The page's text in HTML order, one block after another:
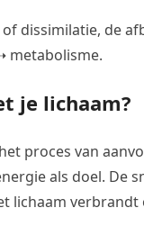
dissimilatie, de
metabolisme.
je lichaam?
proces van
als doel. De
lichaam